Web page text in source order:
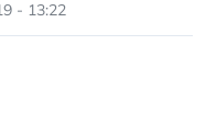
- 13:22